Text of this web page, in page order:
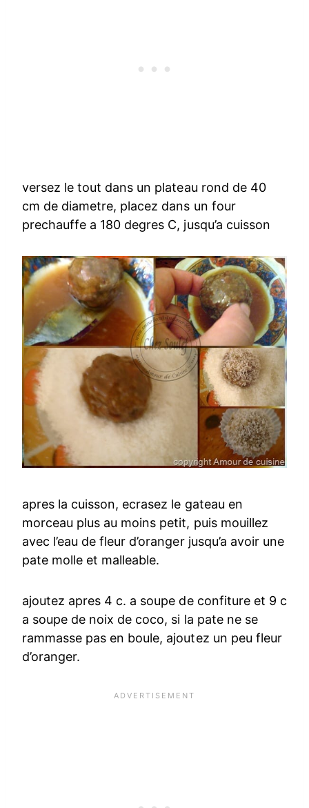
versez le tout dans un plateau rond de 40
cm de diametre, placez dans un four
prechauffe a 180 degres C, jusqu’a cuisson
apres la cuisson, ecrasez le gateau en
morceau plus au moins petit, puis mouillez
avec l’eau de fleur d’oranger jusqu’a avoir une
pate molle et malleable.
ajoutez apres 4 c. a soupe de confiture et 9 c
a soupe de noix de coco, si la pate ne se
rammasse pas en boule, ajoutez un peu fleur
d’oranger.